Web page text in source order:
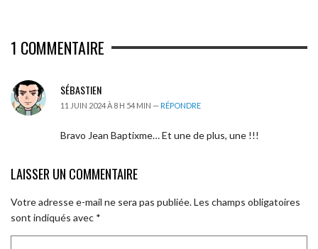
1 COMMENTAIRE
SÉBASTIEN
11 JUIN 2024 À 8 H 54 MIN — RÉPONDRE
Bravo Jean Baptixme… Et une de plus, une !!!
LAISSER UN COMMENTAIRE
Votre adresse e-mail ne sera pas publiée.Les champs obligatoires
sont indiqués avec *